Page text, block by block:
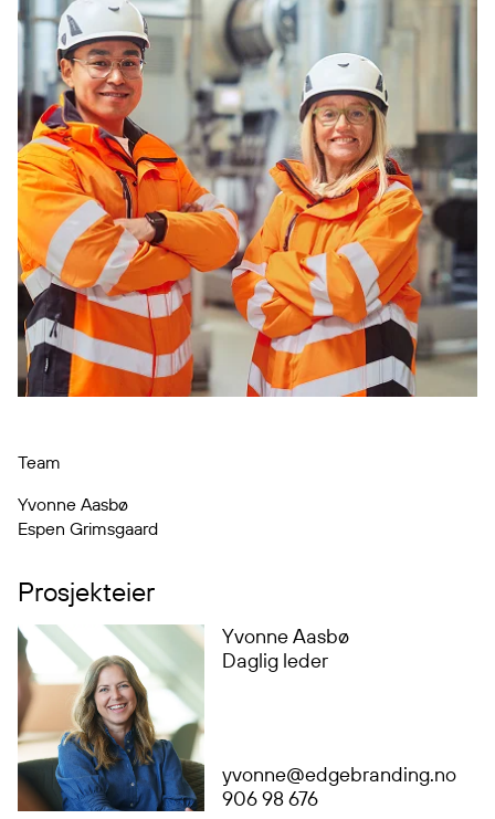
Team
Yvonne Aasbø
Espen Grimsgaard
Prosjekteier
Yvonne Aasbø
Daglig leder
yvonne@edgebranding.no
906 98 676